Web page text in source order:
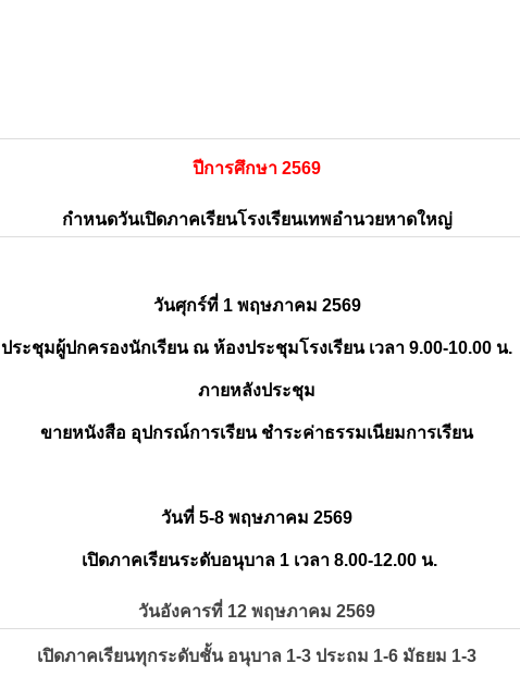
ปีการศึกษา 2569
กำหนดวันเปิดภาคเรียนโรงเรียนเทพอำนวยหาดใหญ่
วันศุกร์ที่ 1 พฤษภาคม 2569
ประชุมผู้ปกครองนักเรียน ณ ห้องประชุมโรงเรียน เวลา 9.00-10.00 น.
ภายหลังประชุม
ขายหนังสือ อุปกรณ์การเรียน ชำระค่าธรรมเนียมการเรียน
วันที่ 5-8 พฤษภาคม 2569
เปิดภาคเรียนระดับอนุบาล 1 เวลา 8.00-12.00 น.
วันอังคารที่ 12 พฤษภาคม 2569
เปิดภาคเรียนทุกระดับชั้น อนุบาล 1-3 ประถม 1-6 มัธยม 1-3